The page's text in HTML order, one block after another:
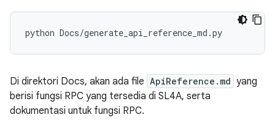
python
Di direktori Docs, akan ada file ApiReference.md yang
berisi fungsi RPC yang tersedia di SL4A, serta
dokumentasi untuk fungsi RPC.